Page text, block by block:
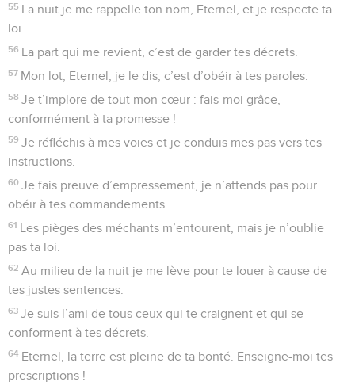
55 La nuit je me rappelle ton nom, Eternel, et je respecte ta
loi.
56 La part qui me revient, c’est de garder tes décrets.
57 Mon lot, Eternel, je le dis, c’est d’obéir à tes paroles.
58 Je t’implore de tout mon cœur : fais-moi grâce,
conformément à ta promesse !
59 Je réfléchis à mes voies et je conduis mes pas vers tes
instructions.
60 Je fais preuve d’empressement, je n’attends pas pour
obéir à tes commandements.
61 Les pièges des méchants m’entourent, mais je n’oublie
pas ta loi.
62 Au milieu de la nuit je me lève pour te louer à cause de
tes justes sentences.
63 Je suis l’ami de tous ceux qui te craignent et qui se
conforment à tes décrets.
64 Eternel, la terre est pleine de ta bonté. Enseigne-moi tes
prescriptions !